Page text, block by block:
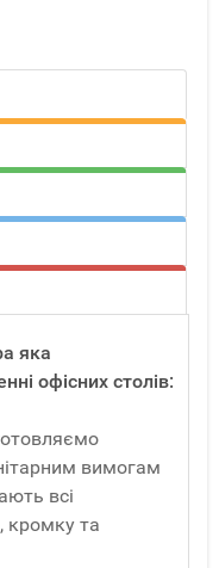
яка
офісних столів:
вимогам
всі
кромку та